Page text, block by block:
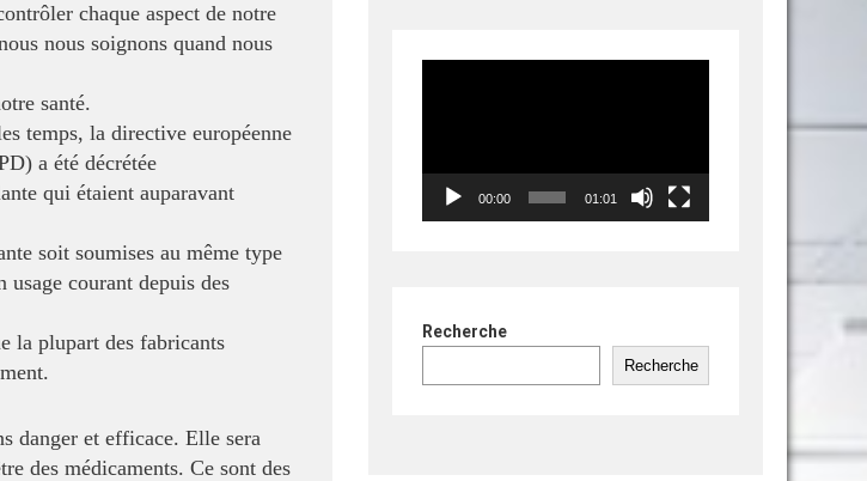
chaque aspect de notre
nous soignons quand nous
santé.
temps, la directive européenne
a été décrétée
qui étaient auparavant
soit soumises au même type
usage courant depuis des
la plupart des fabricants
danger et efficace. Elle sera
des médicaments. Ce sont des
00:00 01:01
Recherche
Recherche